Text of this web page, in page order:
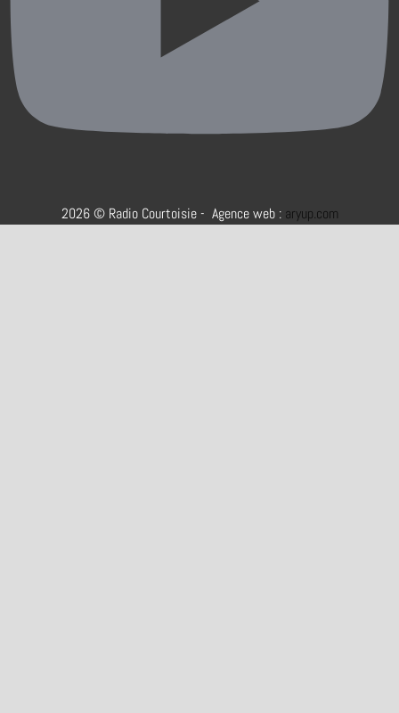
2026 © Radio Courtoisie - Agence web : aryup.com